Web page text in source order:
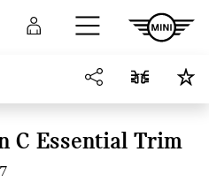
Σύγκριση Σύνδεση
C Essential Trim